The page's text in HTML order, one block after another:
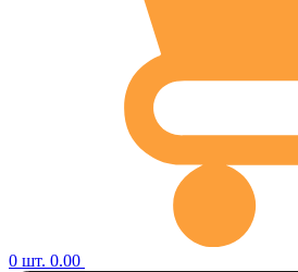
0 шт. 0.00